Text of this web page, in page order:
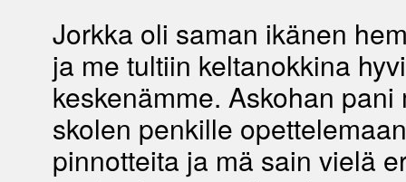
Jorkka oli saman ikänen
ja me tultiin keltanokkina
keskenämme. Askohan pani
skolen penkille
pinnotteita ja mä sain vielä